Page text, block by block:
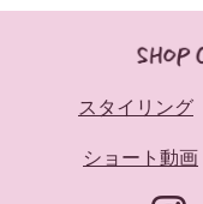
スタイリング
ショート動画